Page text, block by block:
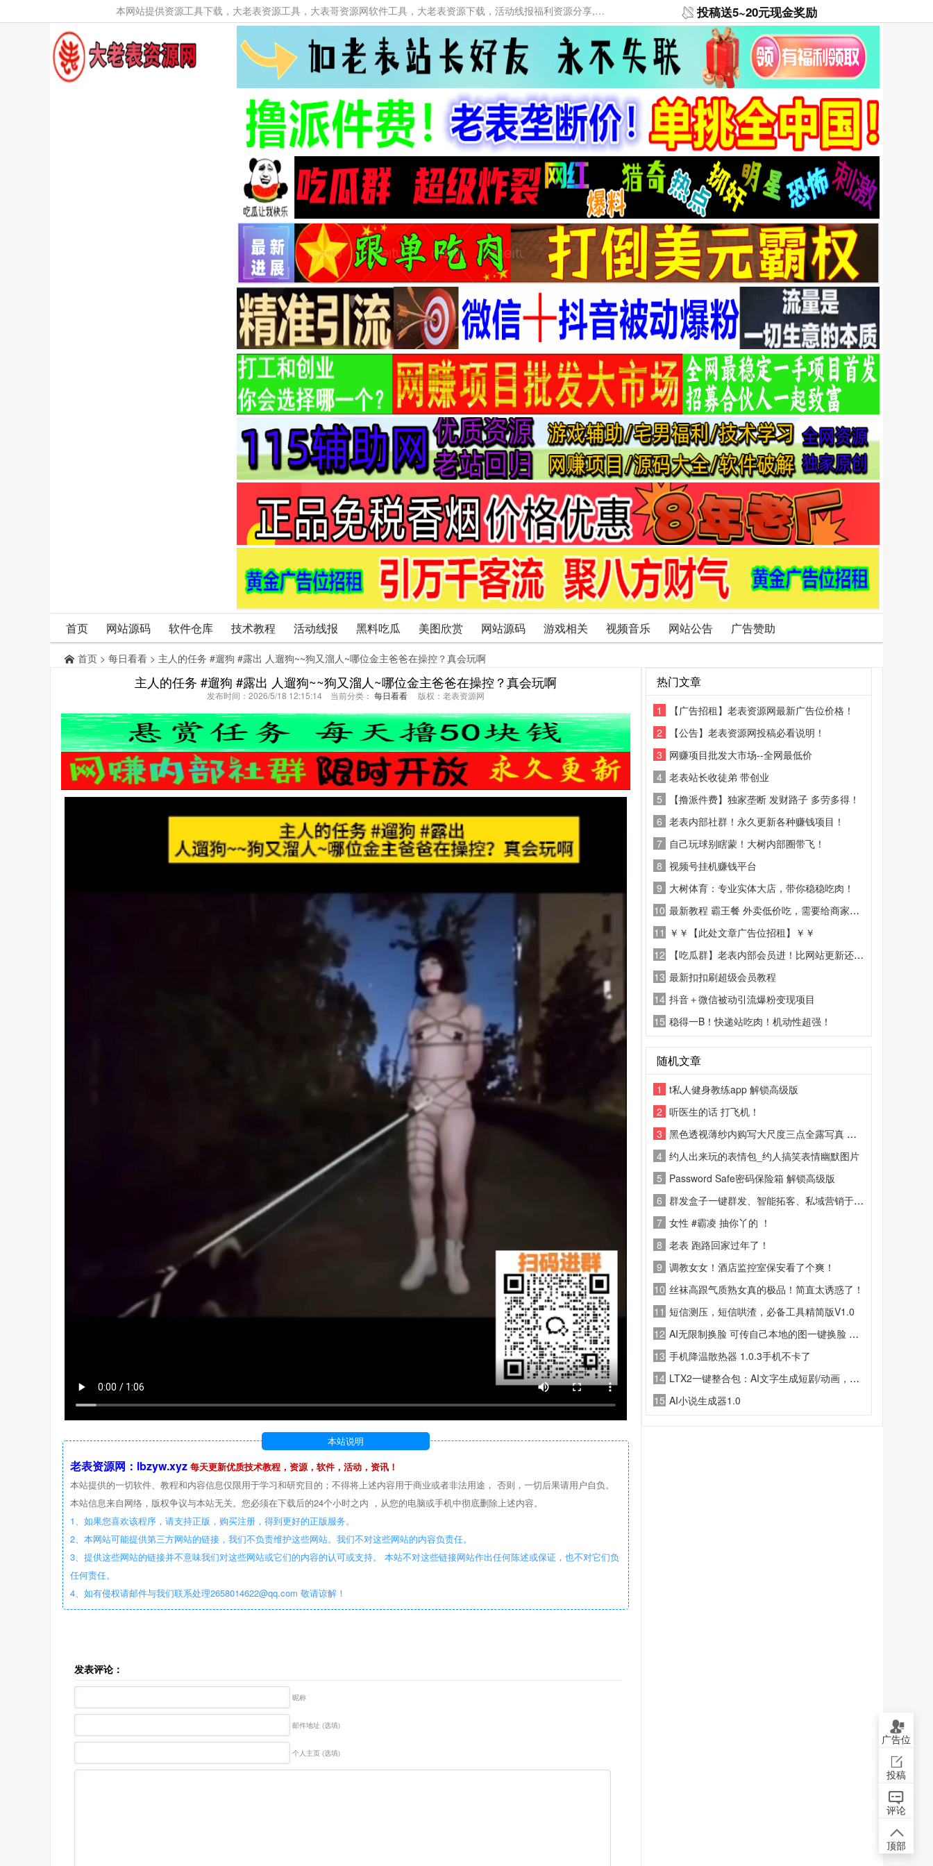
本网站提供资源工具下载，大老表资源工具，大表哥资源网软件工具，大老表资源下载，活动线报福利资源分享,活动线报，大型网游经典游戏，网络热门技术游戏辅助交流与分享。 投稿送5~20元现金奖励
首页 网站源码 软件仓库 技术教程 活动线报 黑料吃瓜 美图欣赏 网站源码 游戏相关 视频音乐 网站公告 广告赞助
首页 > 每日看看 > 主人的任务 #遛狗 #露出 人遛狗~~狗又溜人~哪位金主爸爸在操控？真会玩啊
主人的任务 #遛狗 #露出 人遛狗~~狗又溜人~哪位金主爸爸在操控？真会玩啊
发布时间：2026/5/18 12:15:14 当前分类： 每日看看 版权：老表资源网
本站说明
老表资源网：lbzyw.xyz 每天更新优质技术教程，资源，软件，活动，资讯！
本站提供的一切软件、教程和内容信息仅限用于学习和研究目的；不得将上述内容用于商业或者非法用途， 否则，一切后果请用户自负。
本站信息来自网络，版权争议与本站无关。您必须在下载后的24个小时之内 ，从您的电脑或手机中彻底删除上述内容。
1、如果您喜欢该程序，请支持正版，购买注册，得到更好的正版服务。
2、本网站可能提供第三方网站的链接，我们不负责维护这些网站。我们不对这些网站的内容负责任。
3、提供这些网站的链接并不意味我们对这些网站或它们的内容的认可或支持。 本站不对这些链接网站作出任何陈述或保证，也不对它们负
任何责任。
4、如有侵权请邮件与我们联系处理2658014622@qq.com 敬请谅解！
发表评论：
昵称
邮件地址 (选填)
个人主页 (选填)
热门文章
1
【广告招租】老表资源网最新广告位价格！
2
【公告】老表资源网投稿必看说明！
3 网赚项目批发大市场--全网最低价
4 老表站长收徒弟 带创业
5
【撸派件费】独家垄断 发财路子 多劳多得！
6 老表内部社群！永久更新各种赚钱项目！
7 自己玩球别瞎蒙！大树内部圈带飞！
8 视频号挂机赚钱平台
9 大树体育：专业实体大店，带你稳稳吃肉！
10 最新教程 霸王餐 外卖低价吃，需要给商家好评
11 ￥￥【此处文章广告位招租】￥￥
12
【吃瓜群】老表内部会员进！比网站更新还精彩！
13 最新扣扣刷超级会员教程
14 抖音＋微信被动引流爆粉变现项目
15 稳得一B！快递站吃肉！机动性超强！
随机文章
1
t私人健身教练app 解锁高级版
2 听医生的话 打飞机！
3 黑色透视薄纱内购写大尺度三点全露写真 风骚裸舞视频 #露点 #裸舞
4 约人出来玩的表情包_约人搞笑表情幽默图片
5 Password Safe密码保险箱 解锁高级版
6 群发盒子一键群发、智能拓客、私域营销于一身的全能营销助手，专门为微商
7 女性 #霸凌 抽你丫的 ！
8 老表 跑路回家过年了！
9 调教女女！酒店监控室保安看了个爽！
10 丝袜高跟气质熟女真的极品！简直太诱惑了！
11 短信测压，短信哄渣，必备工具精简版V1.0
12 AI无限制换脸 可传自己本地的图一键换脸 支持自定义照片和视频
13 手机降温散热器 1.0.3手机不卡了
14 LTX2一键整合包：AI文字生成短剧/动画，音画同步+中文语音
15 AI小说生成器1.0
广告位
投稿
评论
顶部